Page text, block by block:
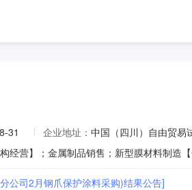
31 企业地址： 中国（四川）自由贸易
公司2月钢爪保护涂料采购)结果公告]